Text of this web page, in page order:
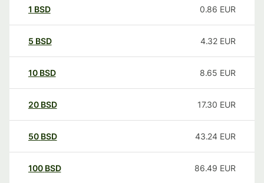
1 BSD 0.86 EUR
5 BSD 4.32 EUR
10 BSD 8.65 EUR
20 BSD 17.30 EUR
50 BSD 43.24 EUR
100 BSD 86.49 EUR